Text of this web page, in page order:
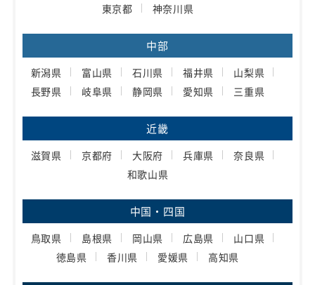
東京都
神奈川県
中部
新潟県 富山県 石川県 福井県
山梨県
長野県
岐阜県 静岡県 愛知県 三重県
近畿
滋賀県 京都府 大阪府 兵庫県
奈良県
和歌山県
中国・四国
鳥取県 島根県 岡山県 広島県
山口県
徳島県
香川県 愛媛県 高知県